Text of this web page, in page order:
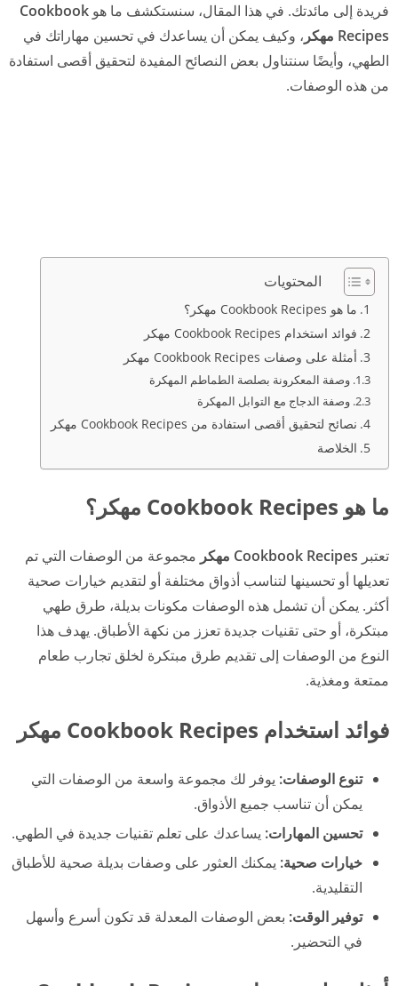
فريدة إلى مائدتك. في هذا المقال، سنستكشف ما هو Cookbook
Recipes مهكر
، وكيف يمكن أن يساعدك في تحسين مهاراتك في
الطهي، وأيضًا سنتناول بعض النصائح المفيدة لتحقيق أقصى استفادة
من هذه الوصفات.
المحتويات
ما هو Cookbook Recipes مهكر؟
فوائد استخدام Cookbook Recipes مهكر
أمثلة على وصفات Cookbook Recipes مهكر
وصفة المعكرونة بصلصة الطماطم المهكرة
وصفة الدجاج مع التوابل المهكرة
نصائح لتحقيق أقصى استفادة من Cookbook Recipes مهكر
الخلاصة
ما هو Cookbook Recipes مهكر؟
تعتبر Cookbook Recipes مهكر
مجموعة من الوصفات التي تم
تعديلها أو تحسينها لتناسب أذواق مختلفة أو لتقديم خيارات صحية
أكثر. يمكن أن تشمل هذه الوصفات مكونات بديلة، طرق طهي
مبتكرة، أو حتى تقنيات جديدة تعزز من نكهة الأطباق. يهدف هذا
النوع من الوصفات إلى تقديم طرق مبتكرة لخلق تجارب طعام
ممتعة ومغذية.
فوائد استخدام Cookbook Recipes مهكر
تنوع الوصفات: يوفر لك مجموعة واسعة من الوصفات التي
يمكن أن تناسب جميع الأذواق.
تحسين المهارات: يساعدك على تعلم تقنيات جديدة في الطهي.
خيارات صحية: يمكنك العثور على وصفات بديلة صحية للأطباق
التقليدية.
توفير الوقت: بعض الوصفات المعدلة قد تكون أسرع وأسهل
في التحضير.